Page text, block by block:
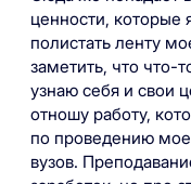
ценности, которые
полистать ленту
заметить, что что-
узнаю себя и свои
отношу работу,
по проведению
вузов.